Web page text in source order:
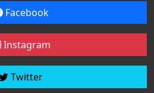
Facebook
Instagram
Twitter